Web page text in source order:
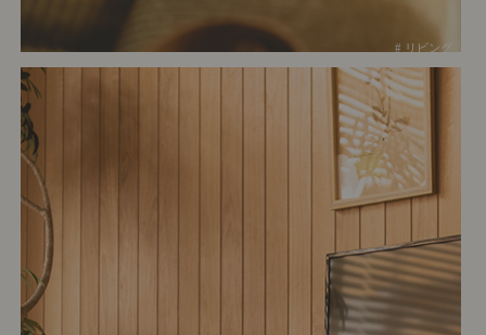
# リビング